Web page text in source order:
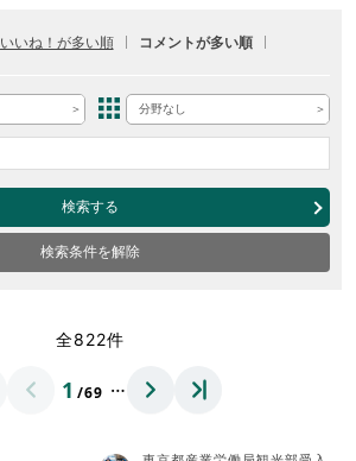
いいね！が多い順 コメントが多い順
分野なし
検索する
検索条件を解除
全822件
1 /69 …